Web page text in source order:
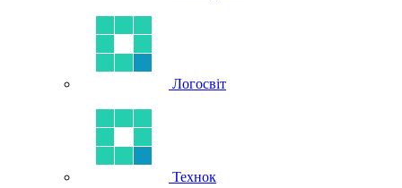
Логосвіт
Технок